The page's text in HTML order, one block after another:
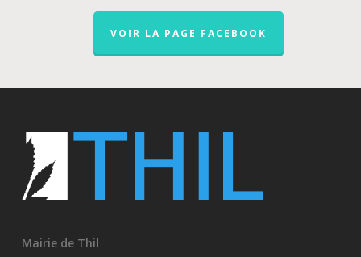
VOIR LA PAGE FACEBOOK
Mairie de Thil